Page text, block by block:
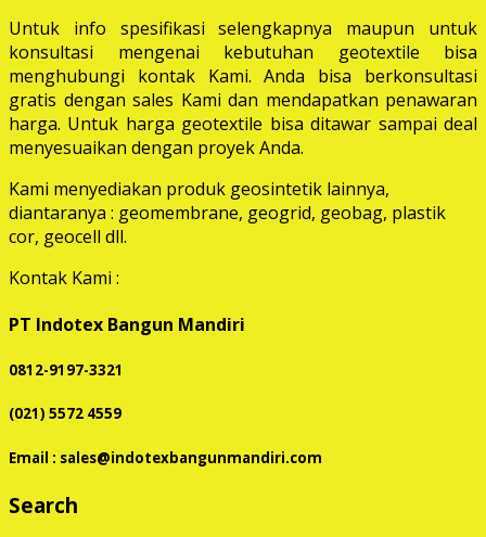
Untuk info spesifikasi selengkapnya maupun untuk
konsultasi mengenai kebutuhan geotextile bisa
menghubungi kontak Kami. Anda bisa berkonsultasi
gratis dengan sales Kami dan mendapatkan penawaran
harga. Untuk harga geotextile bisa ditawar sampai deal
menyesuaikan dengan proyek Anda.
Kami menyediakan produk geosintetik lainnya,
diantaranya : geomembrane, geogrid, geobag, plastik
cor, geocell dll.
Kontak Kami :
PT Indotex Bangun Mandiri
0812-9197-3321
(021) 5572 4559
Email : sales@indotexbangunmandiri.com
Search